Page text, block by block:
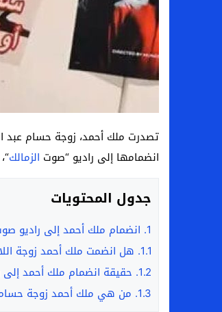
تصدرت ملك أحمد، زوجة حسام عبد
انضمامها إلى راديو “صوت الزمالك
جدول المحتويات
1. انضمام ملك أحمد إلى راديو
1.1. هل انضمت ملك أحمد زوجة
1.2. حقيقة انضمام ملك أحمد إلى
1.3. من هي ملك أحمد زوجة حسام